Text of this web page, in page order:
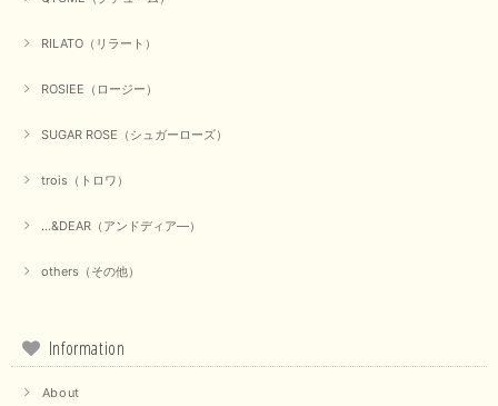
RILATO（リラート）
ROSIEE（ロージー）
SUGAR ROSE（シュガーローズ）
trois（トロワ）
...&DEAR（アンドディア―）
others（その他）
Information
About